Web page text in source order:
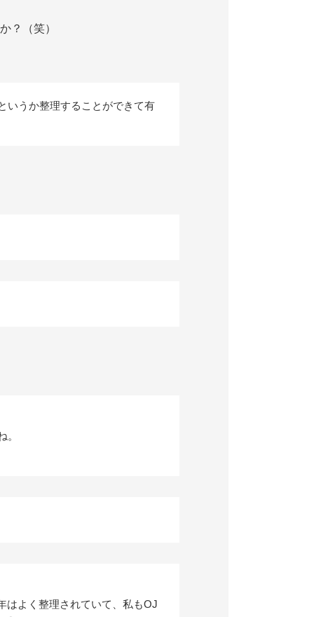
？（笑）
いうか整理することができて有
はよく整理されていて、私もOJ